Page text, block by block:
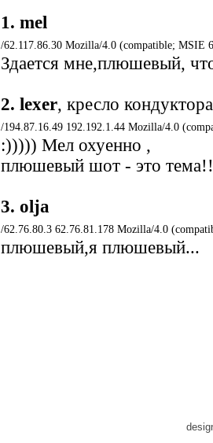
1. mel
/62.117.86.30 Mozilla/4.0 (compatible; MSIE
Здается мне,плюшевый,
2. lexer, кресло кондуктора
/194.87.16.49 192.192.1.44 Mozilla/4.0
:))))) Мел охуенно ,
плюшевый шот - это
3. olja
/62.76.80.3 62.76.81.178 Mozilla/4.0
плюшевый,я плюшевый...